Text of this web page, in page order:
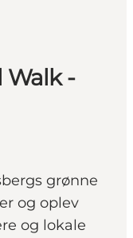
Walk -
grønne
og oplev
og lokale